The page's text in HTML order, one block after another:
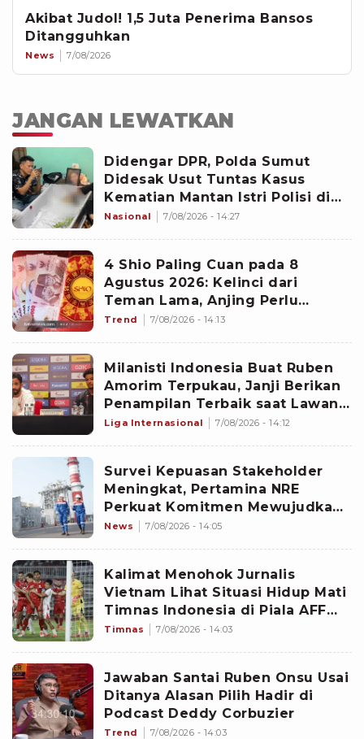
Akibat Judol! 1,5 Juta Penerima Bansos
Ditangguhkan
News 7/08/2026
JANGAN LEWATKAN
Didengar DPR, Polda Sumut
Didesak Usut Tuntas Kasus
Kematian Mantan Istri Polisi di
Medan
Nasional 7/08/2026 - 14:27
4 Shio Paling Cuan pada 8
Agustus 2026: Kelinci dari
Teman Lama, Anjing Perlu
Waspada
Trend 7/08/2026 - 14:13
Milanisti Indonesia Buat Ruben
Amorim Terpukau, Janji Berikan
Penampilan Terbaik saat Lawan
Chelsea di GBK
Liga Internasional 7/08/2026 - 14:12
Survei Kepuasan Stakeholder
Meningkat, Pertamina NRE
Perkuat Komitmen Mewujudkan
Transisi Energi Berkelanjutan
News 7/08/2026 - 14:05
Kalimat Menohok Jurnalis
Vietnam Lihat Situasi Hidup Mati
Timnas Indonesia di Piala AFF
2026: Sulit tapi Garuda Bisa
Timnas 7/08/2026 - 14:03
Jawaban Santai Ruben Onsu Usai
Ditanya Alasan Pilih Hadir di
Podcast Deddy Corbuzier
Trend 7/08/2026 - 14:03